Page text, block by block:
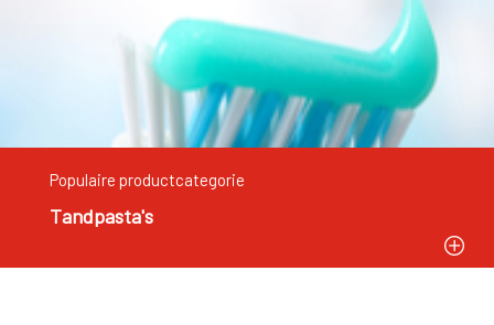
Populaire productcategorie
Tandpasta's